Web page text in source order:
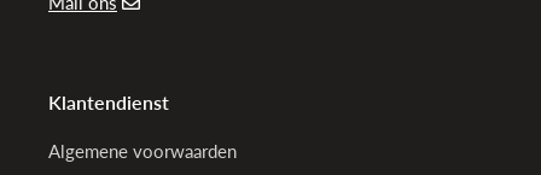
Klantendienst
Algemene voorwaarden